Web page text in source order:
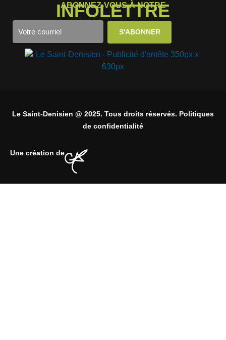
ABONNEZ-VOUS À NOTRE
INFOLETTRE
Le Saint-Denisien @ 2025. Tous droits réservés. Politiques
de confidentialité
Une création de